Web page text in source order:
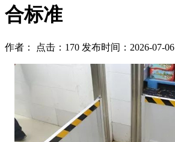
合标准
作者： 点击：170 发布时间：2026-07-06